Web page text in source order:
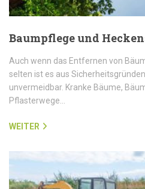
Baumpflege und
Auch wenn das Entfernen von
selten ist es aus
unvermeidbar. Kranke Bäume,
Pflasterwege…
WEITER